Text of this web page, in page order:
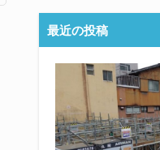
最近の投稿